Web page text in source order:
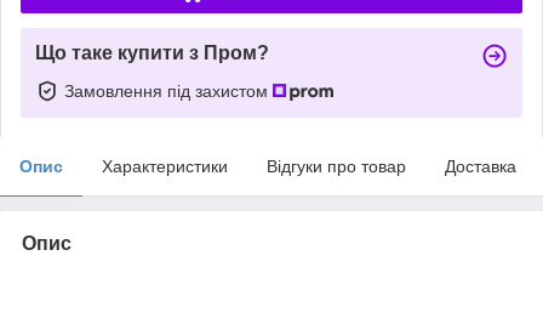
Що таке купити з Пром?
Замовлення під захистом
Опис Характеристики Відгуки про товар Доставка
Опис